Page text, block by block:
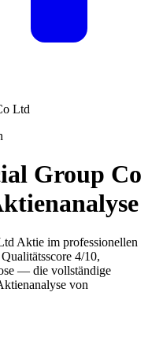
Ltd
Group Co
Aktie im professionellen
4/10,
— die vollständige
von